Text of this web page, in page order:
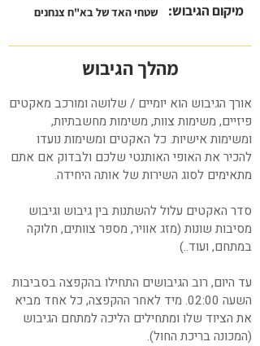
שטחי האד של בא"ח צנחנים
מיקום הגיבוש:
מהלך הגיבוש
אורך הגיבוש הוא יומיים / שלושה ומורכב מאקטים
פיזיים, משימות צוות, משימות מחשבתיות,
ומשימות אישיות. כל האקטים ומשימות נועדו
להכיר את האופי האותנטי שלכם ולבדוק אם אתם
מתאימים לסוג השירות של אותה היחידה.
סדר האקטים עלול להשתנות בין גיבוש וגיבוש
מסיבות שונות (מזג אוויר, מספר צוותים, חלוקה
במתחם, ועוד..)
עד היום, רוב הגיבושים התחילו בהקפצה בסביבות
השעה 02:00. מיד לאחר ההקפצה, כל אחד מביא
את הציוד שלו ומתחילים הליכה למתחם הגיבוש
(המכונה בריכת החול).